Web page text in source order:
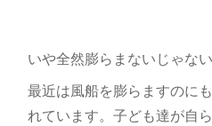
いや全然膨らまないじゃな
最近は風船を膨らますのに
れています。子ども達が自